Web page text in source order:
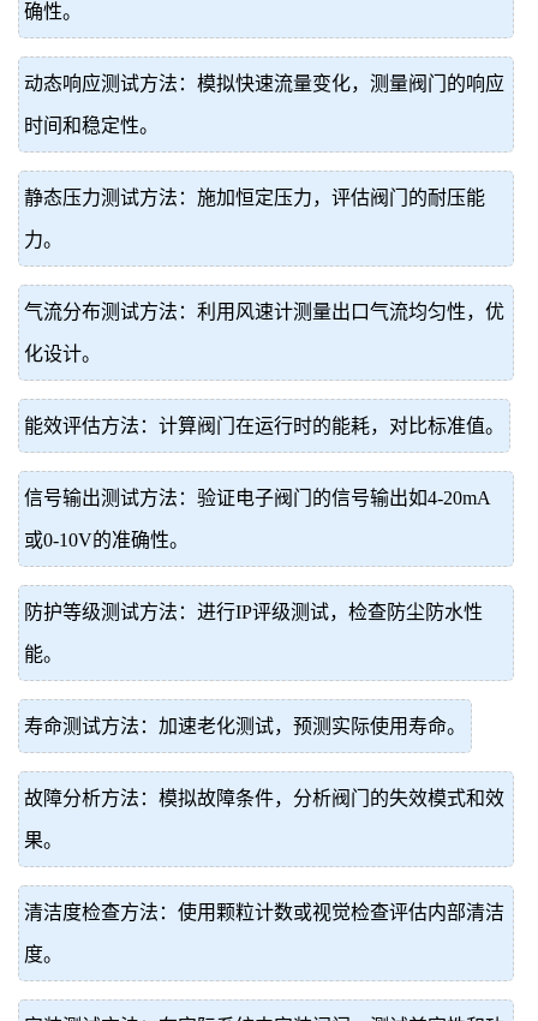
确性。
动态响应测试方法：模拟快速流量变化，测量阀门的响应
时间和稳定性。
静态压力测试方法：施加恒定压力，评估阀门的耐压能
力。
气流分布测试方法：利用风速计测量出口气流均匀性，优
化设计。
能效评估方法：计算阀门在运行时的能耗，对比标准值。
信号输出测试方法：验证电子阀门的信号输出如4-20mA
或0-10V的准确性。
防护等级测试方法：进行IP评级测试，检查防尘防水性
能。
寿命测试方法：加速老化测试，预测实际使用寿命。
故障分析方法：模拟故障条件，分析阀门的失效模式和效
果。
清洁度检查方法：使用颗粒计数或视觉检查评估内部清洁
度。